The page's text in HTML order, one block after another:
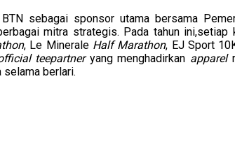
BTN sebagai sponsor utama bersama
mitra strategis. Pada tahun
, Le Minerale Half Marathon, EJ Sport
teepartneryang menghadirkan apparel
selama berlari.